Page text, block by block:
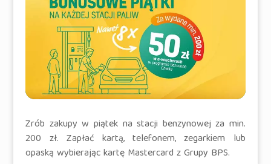
Zrób zakupy w piątek na stacji benzynowej za min.
200 zł. Zapłać kartą, telefonem, zegarkiem lub
opaską wybierając kartę Mastercard z Grupy BPS.